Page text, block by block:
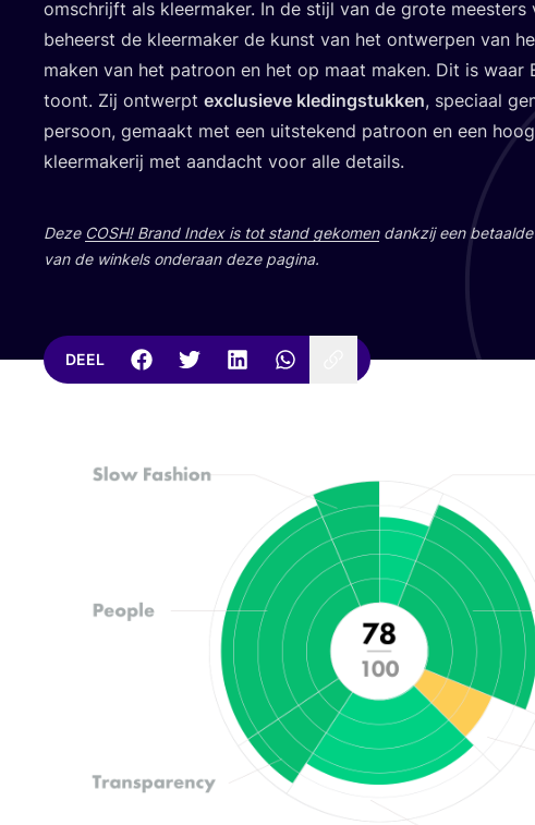
omschrijft als kleer­ma­ker. In de stijl van de gro­te mees­ters
beheerst de kleer­ma­ker de kunst van het ont­wer­pen van
maken van het patroon en het op maat maken. Dit is waar
toont. Zij ont­werpt exclu­sie­ve kle­ding­stuk­ken, spe­ci­aal
per­soon, gemaakt met een uit­ste­kend patroon en een
kleer­ma­ke­rij met aan­dacht voor alle details.
Deze COSH! Brand Index is tot stand geko­mendank­zij een
van de win­kels onder­aan deze pagina.
DEEL